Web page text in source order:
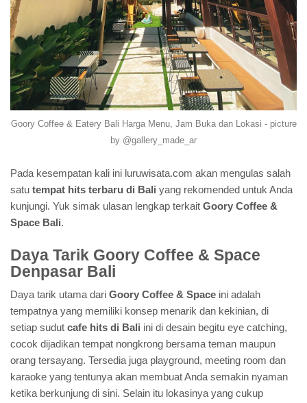
Goory Coffee & Eatery Bali Harga Menu, Jam Buka dan Lokasi - picture
by @gallery_made_ar
Pada kesempatan kali ini luruwisata.com akan mengulas salah
satu tempat hits terbaru di Bali yang rekomended untuk Anda
kunjungi. Yuk simak ulasan lengkap terkait Goory Coffee &
Space Bali.
Daya Tarik Goory Coffee & Space
Denpasar Bali
Daya tarik utama dari Goory Coffee & Space ini adalah
tempatnya yang memiliki konsep menarik dan kekinian, di
setiap sudut cafe hits di Bali ini di desain begitu eye catching,
cocok dijadikan tempat nongkrong bersama teman maupun
orang tersayang. Tersedia juga playground, meeting room dan
karaoke yang tentunya akan membuat Anda semakin nyaman
ketika berkunjung di sini. Selain itu lokasinya yang cukup